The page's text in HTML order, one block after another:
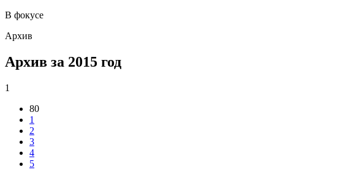
В фокусе
Архив
Архив за 2015 год
1
80
1
2
3
4
5